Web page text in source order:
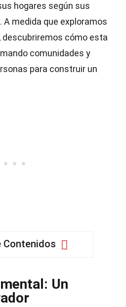
hogares según sus
medida que exploramos
cómo esta
comunidades y
para construir un
Contenidos
Un